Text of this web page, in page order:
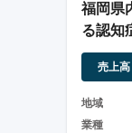
福岡県
る認知
売上高
地域
業種